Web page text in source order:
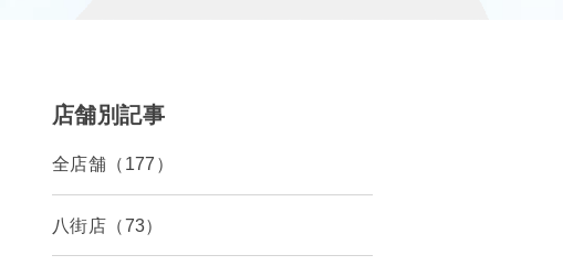
店舗別記事
全店舗（177）
八街店（73）